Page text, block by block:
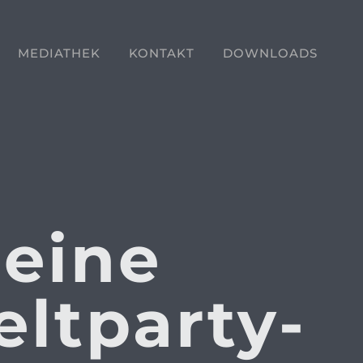
MEDIATHEK KONTAKT DOWNLOADS